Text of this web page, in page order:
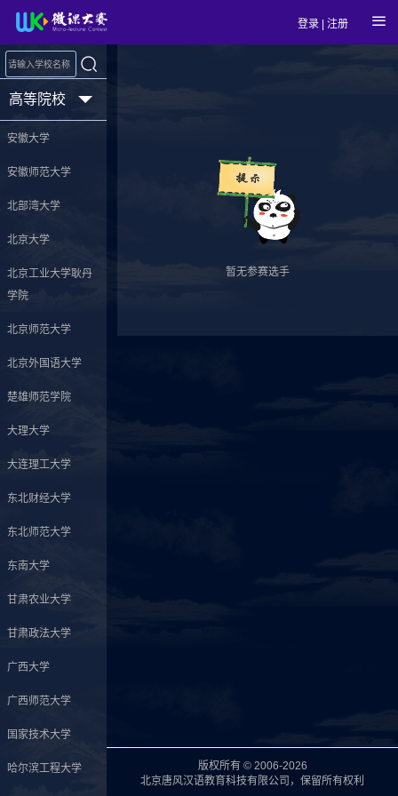
登录 |注册
高等院校
安徽大学
安徽师范大学
北部湾大学
北京大学
北京工业大学耿丹
学院
北京师范大学
北京外国语大学
楚雄师范学院
大理大学
大连理工大学
东北财经大学
东北师范大学
东南大学
甘肃农业大学
甘肃政法大学
广西大学
广西师范大学
国家技术大学
哈尔滨工程大学
暂无参赛选手
版权所有 © 2006-2026
北京唐风汉语教育科技有限公司，保留所有权利